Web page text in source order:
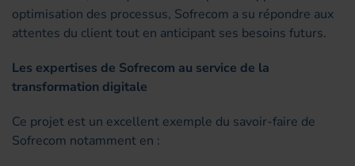
optimisation des processus, Sofrecom a su répondre aux
attentes du client tout en anticipant ses besoins futurs.
Les expertises de Sofrecom au service de la
transformation digitale
Ce projet est un excellent exemple du savoir-faire de
Sofrecom notamment en :